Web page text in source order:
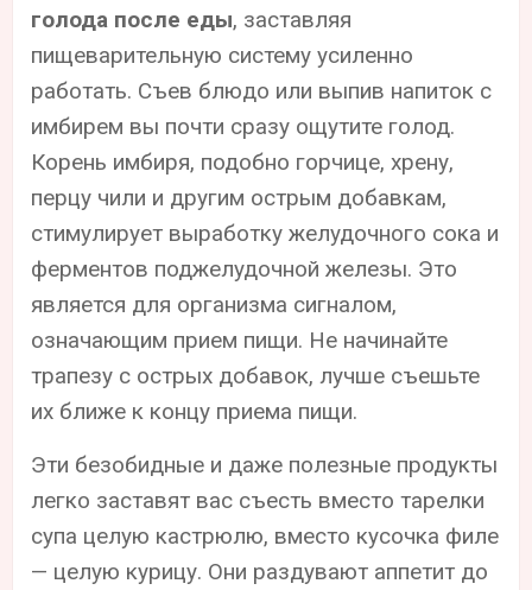
голода после еды, заставляя
пищеварительную систему усиленно
работать. Съев блюдо или выпив напиток с
имбирем вы почти сразу ощутите голод.
Корень имбиря, подобно горчице, хрену,
перцу чили и другим острым добавкам,
стимулирует выработку желудочного сока и
ферментов поджелудочной железы. Это
является для организма сигналом,
означающим прием пищи. Не начинайте
трапезу с острых добавок, лучше съешьте
их ближе к концу приема пищи.
Эти безобидные и даже полезные продукты
легко заставят вас съесть вместо тарелки
супа целую кастрюлю, вместо кусочка филе
— целую курицу. Они раздувают аппетит до